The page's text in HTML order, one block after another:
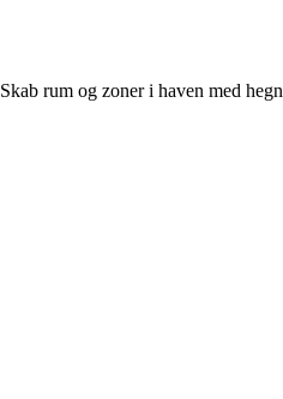
Skab rum og zoner i haven med hegn